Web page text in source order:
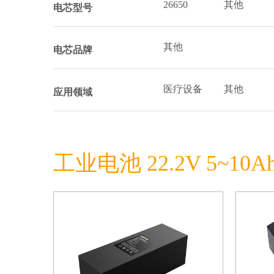
电芯型号 26650 其他
电芯品牌 其他
应用领域 医疗设备 其他
工业电池 22.2V